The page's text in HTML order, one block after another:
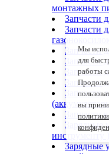
монтажных
Запчасти
Запчасти
Запчасти
Запчасти
Запчасти
Запчасти
Запчасти
Запчасти
Зарядные
инструменту )
Зарядные
Мы
для
работы
вы
политики